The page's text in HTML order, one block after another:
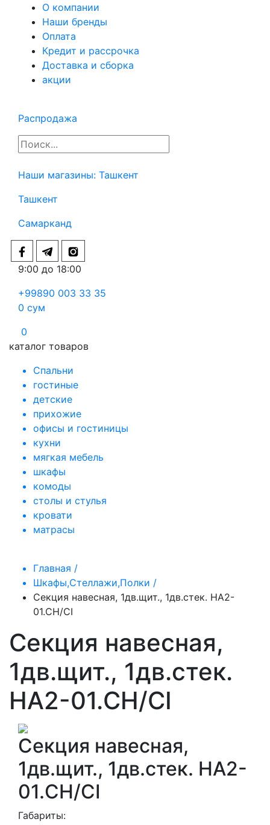
О компании
Наши бренды
Оплата
Кредит и рассрочка
Доставка и сборка
акции
Распродажа
Наши магазины: Ташкент
Ташкент
Самарканд
9:00 до 18:00
+99890 003 33 35
0 сум
0
каталог товаров
Спальни
гостиные
детские
прихожие
офисы и гостиницы
кухни
мягкая мебель
шкафы
комоды
столы и стулья
кровати
матрасы
Главная /
Шкафы,Стеллажи,Полки /
Секция навесная, 1дв.щит., 1дв.стек. HA2-
01.CH/CI
Секция навесная,
1дв.щит., 1дв.стек.
HA2-01.CH/CI
Секция навесная,
1дв.щит., 1дв.стек. HA2-
01.CH/CI
Габариты: